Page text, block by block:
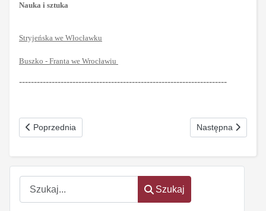
Szukaj
Szukaj
Nauka i sztuka
Stryjeńska we Włocławku
Buszko - Franta we Wrocławiu
----------------------------------------------------------------------
Poprzednia strona: Erozja suwerenności Nr 10 (203)
Poprzednia Następna strona:
Następna